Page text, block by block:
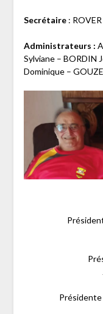
Secrétaire:
Administrateurs :
Sylviane – BORDIN
Dominique –
Présidente